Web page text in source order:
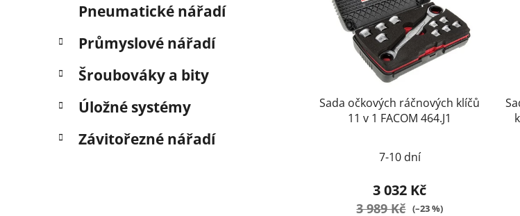
Pneumatické nářadí
Průmyslové nářadí
Šroubováky a bity
Úložné systémy
Závitořezné nářadí
Sada očkových ráčnových klíčů
11 v 1 FACOM 464.J1
7-10 dní
3 032 Kč
3 989 Kč (–23 %)